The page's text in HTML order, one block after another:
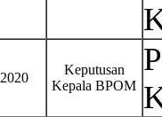
2020
Keputusan
Kepala BPOM